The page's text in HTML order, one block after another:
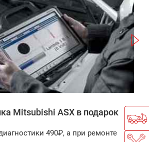
Mitsubishi ASX в подарок
490₽, а при ремонте